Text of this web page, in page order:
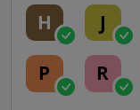
H J
P R